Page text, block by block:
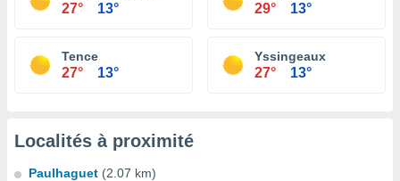
27° 13° 29° 13°
Tence
27° 13°
Yssingeaux
27° 13°
Localités à proximité
Paulhaguet (2.07 km)